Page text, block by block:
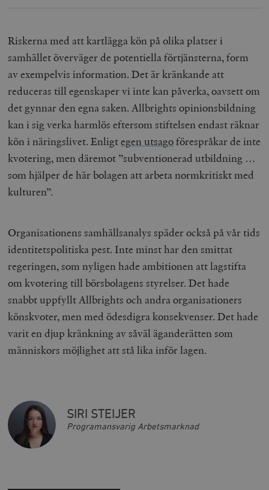
Riskerna med att kartlägga kön på olika platser i
samhället överväger de potentiella förtjänsterna, form
av exempelvis information. Det är kränkande att
reduceras till egenskaper vi inte kan påverka, oavsett om
det gynnar den egna saken. Allbrights opinionsbildning
kan i sig verka harmlös eftersom stiftelsen endast räknar
kön i näringslivet. Enligtegen utsagoförespråkar de inte
kvotering, men däremot ”subventionerad utbildning …
som hjälper de här bolagen att arbeta normkritiskt med
kulturen”.
Organisationens samhällsanalys späder också på vår tids
identitetspolitiska pest. Inte minst har den smittat
regeringen, som nyligen hade ambitionen att lagstifta
om kvotering till börsbolagens styrelser. Det hade
snabbt uppfyllt Allbrights och andra organisationers
könskvoter, men med ödesdigra konsekvenser. Det hade
varit en djup kränkning av såväl äganderätten som
människors möjlighet att stå lika inför lagen.
SIRI STEIJER
Programansvarig Arbetsmarknad